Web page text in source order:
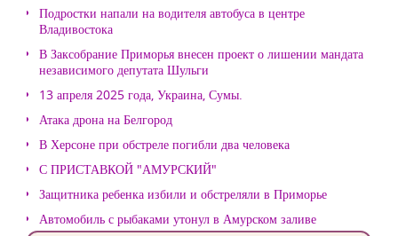
Подростки напали на водителя автобуса в центре
Владивостока
В Заксобрание Приморья внесен проект о лишении мандата
независимого депутата Шульги
13 апреля 2025 года, Украина, Сумы.
Атака дрона на Белгород
В Херсоне при обстреле погибли два человека
С ПРИСТАВКОЙ "АМУРСКИЙ"
Защитника ребенка избили и обстреляли в Приморье
Автомобиль с рыбаками утонул в Амурском заливе